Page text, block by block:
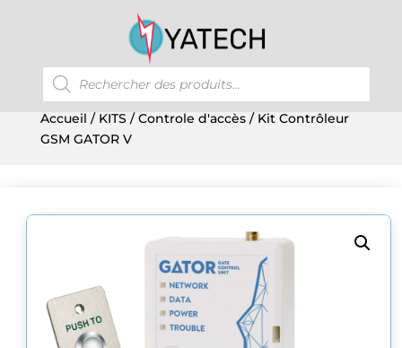
Recherche
de
produits
Accueil / KITS /Controle d'accès/ Kit Contrôleur
GSM GATOR V